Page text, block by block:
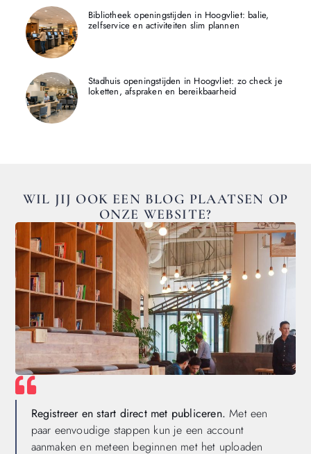
Bibliotheek openingstijden in Hoogvliet: balie,
zelfservice en activiteiten slim plannen
Stadhuis openingstijden in Hoogvliet: zo check je
loketten, afspraken en bereikbaarheid
WIL JIJ OOK EEN BLOG PLAATSEN OP
ONZE WEBSITE?
Registreer en start direct met publiceren. Met een
paar eenvoudige stappen kun je een account
aanmaken en meteen beginnen met het uploaden